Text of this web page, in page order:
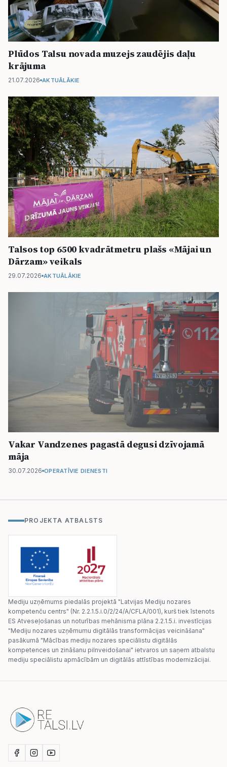
Plūdos Talsu novada muzejs zaudējis daļu
krājuma
21.07.2026 AKTUĀLĀKIE
Talsos top 6500 kvadrātmetru plašs «Mājai un
Dārzam» veikals
29.07.2026 AKTUĀLĀKIE
Vakar Vandzenes pagastā degusi dzīvojamā
māja
30.07.2026 OPERATĪVIE DIENESTI
PROJEKTA ATBALSTS
Mediju uzņēmums piedalās projektā "Latvijas Mediju nozares
kompetenču centrs" (Nr. 2.2.1.5.i.0/2/24/A/CFLA/001), kurš tiek īstenots
ES Atveseļošanas un noturības mehānisma plāna 2.2.1.5.i. investīcijas
"Mediju nozares uzņēmumu digitālās transformācijas veicināšana"
pasākumā "Mācības mediju nozares speciālistu digitālās
kompetences un zināšanu pilnveidošanai" ietvaros un saņem atbalstu
mediju speciālistu apmācībām un digitālās attīstības modernizācijai.